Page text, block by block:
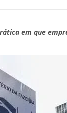
em que